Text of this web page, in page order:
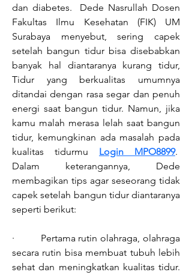
dan diabetes.  Dede Nasrullah Dosen
Fakultas Ilmu Kesehatan (FIK) UM
Surabaya menyebut, sering capek
setelah bangun tidur bisa disebabkan
banyak hal diantaranya kurang tidur,
Tidur yang berkualitas umumnya
ditandai dengan rasa segar dan penuh
energi saat bangun tidur. Namun, jika
kamu malah merasa lelah saat bangun
tidur, kemungkinan ada masalah pada
kualitas tidurmu Login MPO8899.
Dalam keterangannya, Dede
membagikan tips agar seseorang tidak
capek setelah bangun tidur diantaranya
seperti berikut:
·         Pertama rutin olahraga, olahraga
secara rutin bisa membuat tubuh lebih
sehat dan meningkatkan kualitas tidur.